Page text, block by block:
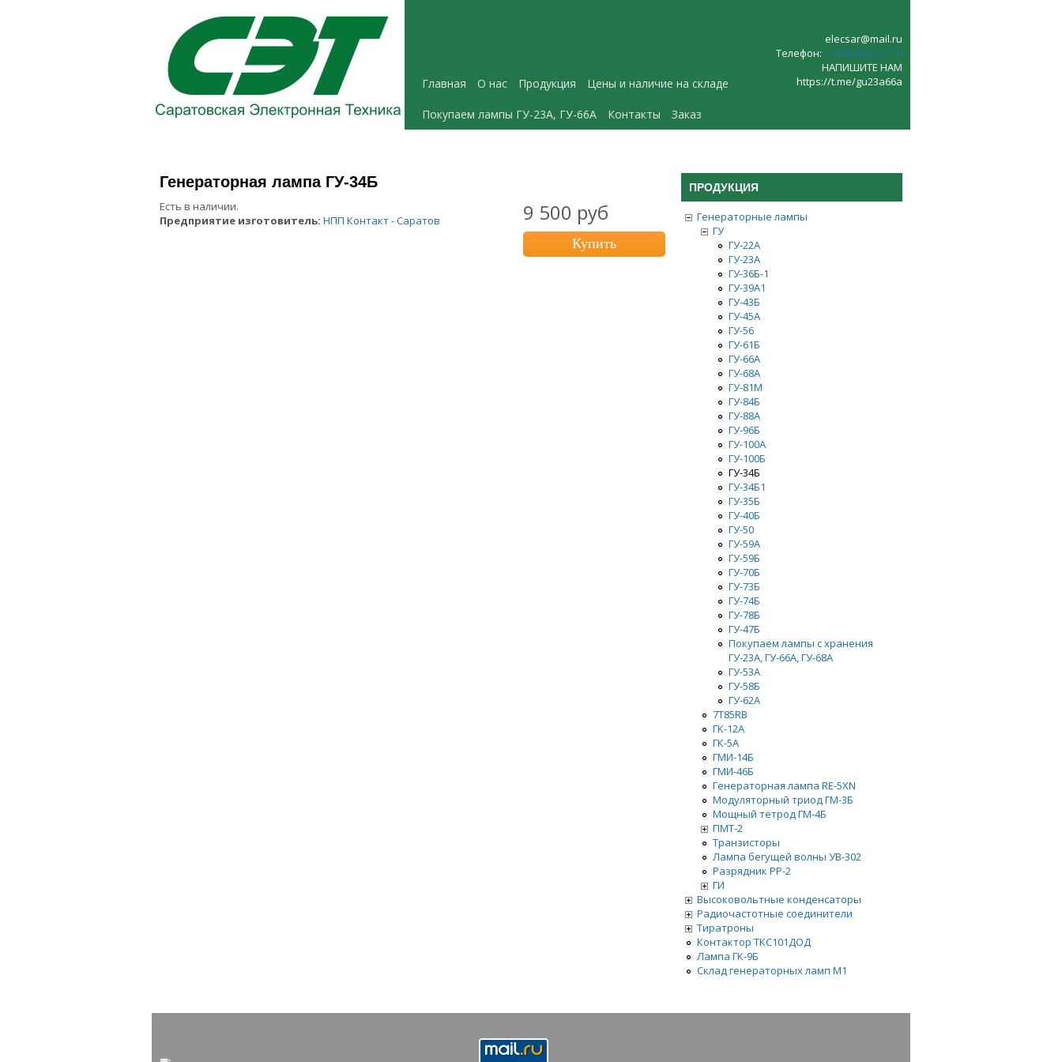
elecsar@mail.ru
Телефон: +7(8453)52‑27‑70
НАПИШИТЕ НАМ
https://t.me/gu23a66a
Главная О нас Продукция Цены и наличие на складе
Покупаем лампы ГУ-23А, ГУ-66А Контакты Заказ
Генераторная лампа ГУ-34Б
Есть в наличии.
Предприятие изготовитель: НПП Контакт - Саратов 9 500 руб
Купить
ПРОДУКЦИЯ
Генераторные лампы
ГУ
ГУ-22А
ГУ-23А
ГУ-36Б-1
ГУ-39А1
ГУ-43Б
ГУ-45А
ГУ-56
ГУ-61Б
ГУ-66A
ГУ-68А
ГУ-81М
ГУ-84Б
ГУ-88А
ГУ-96Б
ГУ-100А
ГУ-100Б
ГУ-34Б
ГУ-34Б1
ГУ-35Б
ГУ-40Б
ГУ-50
ГУ-59А
ГУ-59Б
ГУ-70Б
ГУ-73Б
ГУ-74Б
ГУ-78Б
ГУ-47Б
Покупаем лампы с хранения
ГУ-23А, ГУ-66А, ГУ-68А
ГУ-53А
ГУ-58Б
ГУ-62А
7Т85RB
ГК-12А
ГК-5А
ГМИ-14Б
ГМИ-46Б
Генераторная лампа RE-5XN
Модуляторный триод ГМ-3Б
Мощный тетрод ГМ-4Б
ПМТ-2
Транзисторы
Лампа бегущей волны УВ-302
Разрядник РР-2
ГИ
Высоковольтные конденсаторы
Радиочастотные соединители
Тиратроны
Контактор ТКС101ДОД
Лампа ГК-9Б
Склад генераторных ламп М1